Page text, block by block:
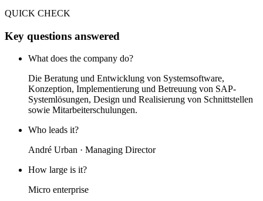
QUICK CHECK
Key questions answered
What does the company do?
Die Beratung und Entwicklung von Systemsoftware,
Konzeption, Implementierung und Betreuung von SAP-
Systemlösungen, Design und Realisierung von Schnittstellen
sowie Mitarbeiterschulungen.
Who leads it?
André Urban · Managing Director
How large is it?
Micro enterprise